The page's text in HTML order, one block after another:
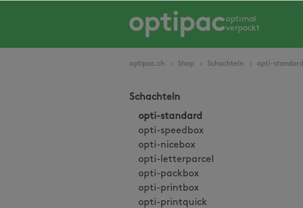
Zur Hauptnavigation springen
optimal
verpackt
optipac.ch Shop Schachteln opti-standard
Schachteln
opti-standard
opti-speedbox
opti-nicebox
opti-letterparcel
opti-packbox
opti-printbox
opti-printquick